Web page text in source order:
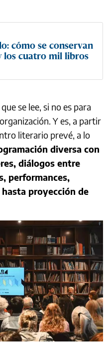
cómo se conservan
los cuatro mil libros
se lee, si no es para
Y es, a partir
literario prevé, a lo
diversa con
diálogos entre
performances,
proyección de